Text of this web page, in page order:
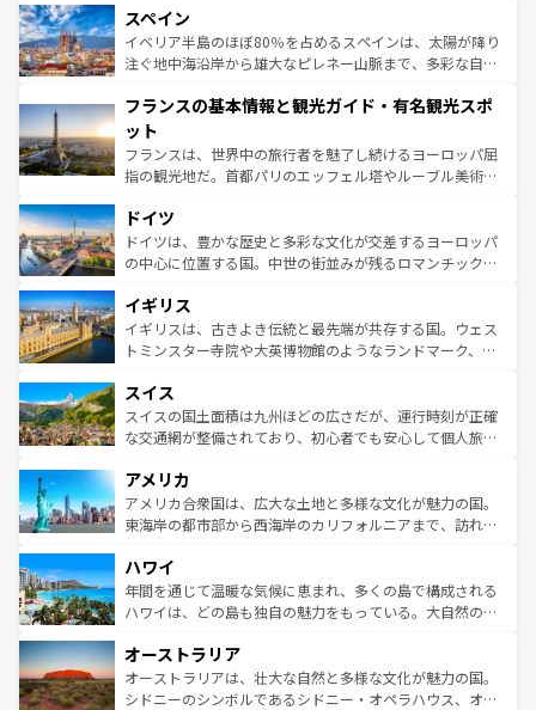
ろん、トスカーナの美しい田園風景やアマルフィ海岸の絶
景など、自然景観も見逃せない。観光の合間には、本場の
ピザやパスタなど、絶品のイタリア料理を堪能することも
ませてくれるイタリアで、忘れられない旅をしてみよう！
なお、新着のイタリア情報は
しい。
スペイン
イベリア半島のほぼ80％を占めるスペインは、太陽が降り
注ぐ地中海沿岸から雄大なピレネー山脈まで、多彩な自然
文化が根付くこの国では、情熱的なフラメンコ、熱気あふ
れる闘牛、そして美味しいタパスが生活の一部となってい
る。首都マドリードの洗練された雰囲気や、バルセロナの
アートに溢れた街角から、地方では古代ローマ遺跡や中世
せる。地方によって風土や気候が異なるスペインはその個
性で訪れる人を魅了する。 なお、新着のスペイン情報は コ
ンテンツ一覧を参照してほしい。
フランスの基本情報と観光ガイド・有名観光スポ
ット
フランスは、世界中の旅行者を魅了し続けるヨーロッパ屈
指の観光地だ。首都パリのエッフェル塔やルーブル美術館
で、幅広い魅力が詰まっている。華麗な宮殿、歴史的な大
聖堂、美しいビーチ、そして豊かな自然が、訪れる者を心
から魅了する。また、フランスは美食の国としても知ら
いる。シャンパンの発祥地であるランス、プロヴァンスの
香り高いラベンダー畑など、多彩な楽しみ方が可能だ。さ
らに、パリ以外の地域にも魅力が溢れており、どの街角に
れる地方に足を運ぶとそれぞれで全く異なる文化を体験で
きるだろう。 なお、新着のフランス情報はコンテンツ一覧
を参照してほしい。
ドイツ
ドイツは、豊かな歴史と多彩な文化が交差するヨーロッパ
の中心に位置する国。中世の街並みが残るロマンチック街
顔を持つこの国は、どこを歩いても飽きることがない。ベ
ルリンの文化的活気、バイエルン州のアルプスの絶景、そ
してライン川沿いのワイン畑といった風景は必見。ビール
は、お酒好きな人にはぜひ体験してほしい。 なお、新着の
ドイツ情報はコンテンツ一覧を参照してほしい。
イギリス
イギリスは、古きよき伝統と最先端が共存する国。ウェス
トミンスター寺院や大英博物館のようなランドマーク、歴
リアごとに異なる魅力がある。また、優雅なアフタヌーン
ティー、ビール好きにはたまらない英国パブ、サッカー観
戦など、本場だからこそできる体験も豊富。イギリスを旅
ンツ一覧を参照してほしい。
スイス
スイスの国土面積は九州ほどの広さだが、運行時刻が正確
な交通網が整備されており、初心者でも安心して個人旅行
の建物がそのまま残る町や、スイスならではのユニークな
博物館もあり、アルプス観光だけでなく町歩きも満喫する
ことができる。国民の所得が高いため物価も高いが、旅行
ば市内交通費無料で観光を楽しむこともできる。 なお、新
着のスイス情報はコンテンツ一覧 を参照してほしい。
アメリカ
アメリカ合衆国は、広大な土地と多様な文化が魅力の国。
東海岸の都市部から西海岸のカリフォルニアまで、訪れる
のような巨大都市は、観光、ショッピング、エンターテイ
ンメントが詰まった刺激的なスポットだ。一方、アメリカ
西部には大自然が広がり、グランドキャニオンやイエロー
部のニューオーリンズでは、音楽と美食が融合した独特の
文化が魅力。旅行者はアメリカの各地域で異なる魅力を楽
しみながら、その多様性と豊かな歴史を感じることができ
ハワイ
年間を通じて温暖な気候に恵まれ、多くの島で構成される
ハワイは、どの島も独自の魅力をもっている。大自然の神
ワイ島は見逃せない。また、定番の観光地といえばオアフ
島だが、静かな自然を求めるならマウイ島やカウアイ島が
おすすめ。エメラルドグリーンに輝く海をはじめ、豊かな
オーストラリア
オーストラリアは、壮大な自然と多様な文化が魅力の国。
シドニーのシンボルであるシドニー・オペラハウス、オー